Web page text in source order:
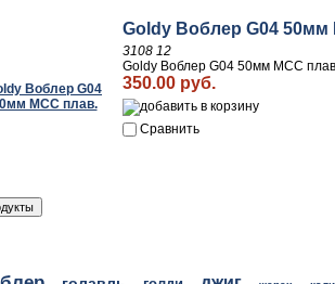
Goldy Воблер G04 50мм
3108 12
Goldy Воблер G04 50мм MCC плав.
350.00 руб.
Сравнить